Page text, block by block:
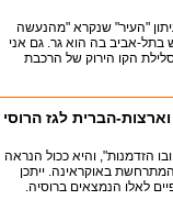
"העיר" שנקרא "מהנעשה
בתל-אביב בה הוא גר. גם אני
הקו הירוק של הרכבת
הברית לגז הרוסי
הזדמנות", והיא ככול הנראה
באוקראינה. ייתכן
לאלו הנמצאים ברוסיה.